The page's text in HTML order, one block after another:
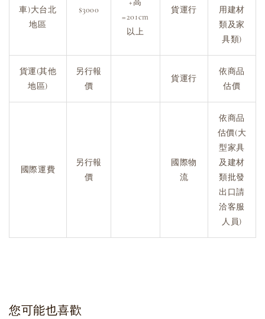
車)大台北
地區
$3000
=201cm
以上
貨運行
用建材
類及家
具類)
貨運(其他
地區)
另行報
價
貨運行
依商品
估價
國際運費
另行報
價
國際物
流
依商品
估價(大
型家具
及建材
類批發
出口請
洽客服
人員)
您可能也喜歡